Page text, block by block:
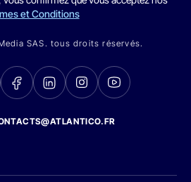
et Conditions
SAS. tous droits réservés.